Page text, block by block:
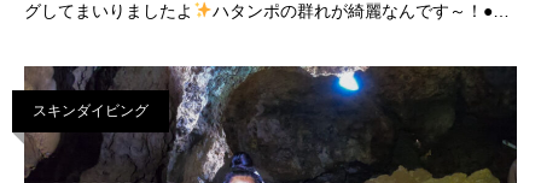
グしてまいりましたよ
ハタンポの群れが綺麗なんです～！●ポ
とう
スキンダイビング